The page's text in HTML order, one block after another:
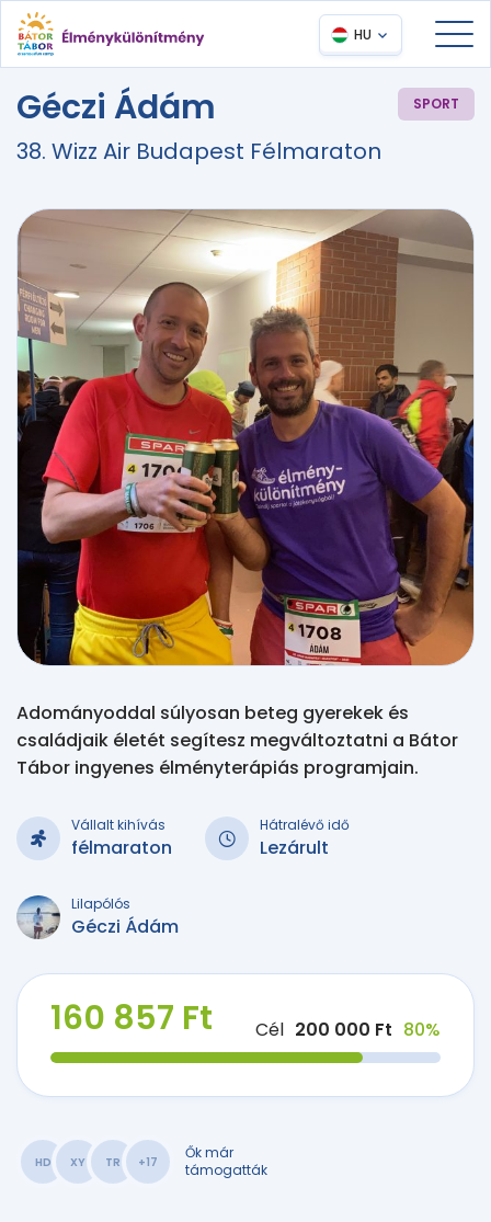
HU
Géczi Ádám SPORT
38. Wizz Air Budapest Félmaraton
Adományoddal súlyosan beteg gyerekek és
családjaik életét segítesz megváltoztatni a Bátor
Tábor ingyenes élményterápiás programjain.
Vállalt kihívás
félmaraton
Hátralévő idő
Lezárult
Lilapólós
Géczi Ádám
160 857 Ft Cél 200 000 Ft 80%
HD XY TR +17
Ők már
támogatták